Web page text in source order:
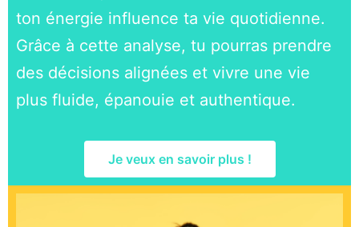
ton énergie influence ta vie quotidienne.
Grâce à cette analyse, tu pourras prendre
des décisions alignées et vivre une vie
plus fluide, épanouie et authentique.
Je veux en savoir plus !